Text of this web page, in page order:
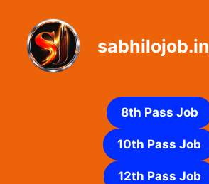
content
sabhilojob.in
8th Pass Job
10th Pass Job
12th Pass Job